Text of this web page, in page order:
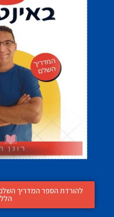
להורדת הספר המדריך השלם
הלל